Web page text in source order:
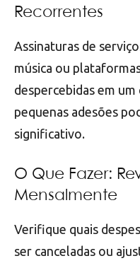
Recorrentes
Assinaturas de
música ou
despercebidas em
pequenas adesões
significativo.
O Que Fazer:
Mensalmente
Verifique quais
ser canceladas ou